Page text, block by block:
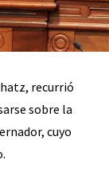
recurrió
sobre la
cuyo